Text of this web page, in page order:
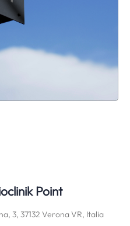
Point
3, 37132 Verona VR, Italia